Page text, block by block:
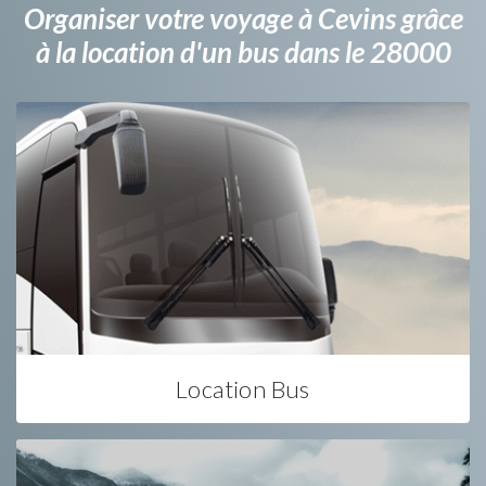
Organiser votre voyage à Cevins grâce
à la location d'un bus dans le 28000
Location Bus